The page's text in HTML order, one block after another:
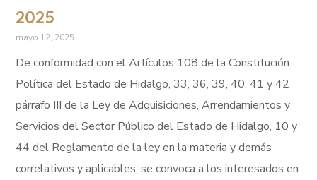
2025
mayo 12, 2025
De conformidad con el Artículos 108 de la Constitución
Política del Estado de Hidalgo, 33, 36, 39, 40, 41 y 42
párrafo III de la Ley de Adquisiciones, Arrendamientos y
Servicios del Sector Público del Estado de Hidalgo, 10 y
44 del Reglamento de la ley en la materia y demás
correlativos y aplicables, se convoca a los interesados en